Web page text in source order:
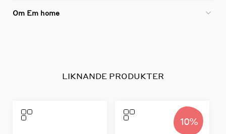
Om Em home
LIKNANDE PRODUKTER
10%